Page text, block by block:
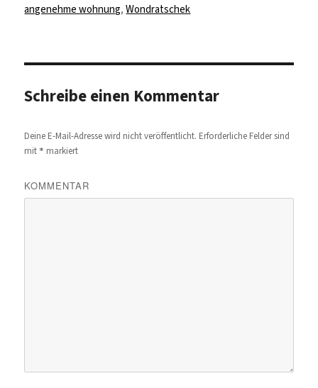
am
angenehme wohnung,Wondratschek
Schreibe einen Kommentar
Deine E-Mail-Adresse wird nicht veröffentlicht. Erforderliche Felder sind
mit * markiert
KOMMENTAR